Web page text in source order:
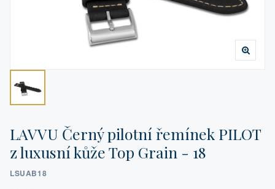
LAVVU Černý pilotní řemínek PILOT
z luxusní kůže Top Grain - 18
LSUAB18